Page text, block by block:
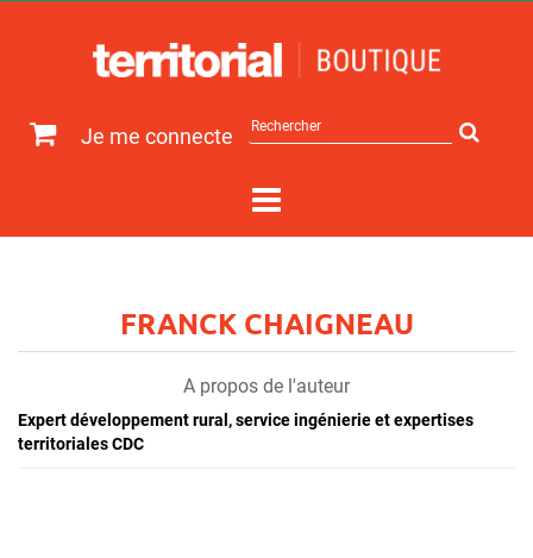
Je me connecte
sur
FRANCK CHAIGNEAU
A propos de l'auteur
Expert développement rural, service ingénierie et expertises
territoriales CDC